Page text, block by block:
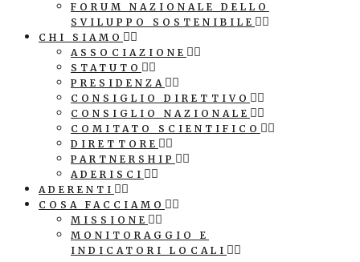
FORUM NAZIONALE DELLO
SVILUPPO SOSTENIBILE
CHI SIAMO
ASSOCIAZIONE
STATUTO
PRESIDENZA
CONSIGLIO DIRETTIVO
CONSIGLIO NAZIONALE
COMITATO SCIENTIFICO
DIRETTORE
PARTNERSHIP
ADERISCI
ADERENTI
COSA FACCIAMO
MISSIONE
MONITORAGGIO E
INDICATORI LOCALI